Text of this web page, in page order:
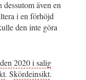
även en
i en förhöjd
den inte göra
2020 i salig
. Skördeinsikt.